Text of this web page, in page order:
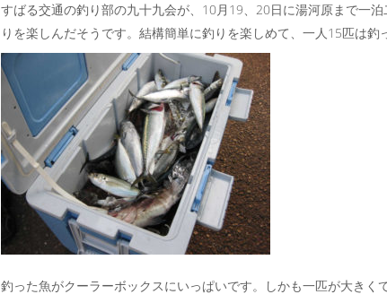
すばる交通の釣り部の九十九会が、10月19、20日に湯河原まで一
りを楽しんだそうです。結構簡単に釣りを楽しめて、一人15匹は釣
釣った魚がクーラーボックスにいっぱいです。しかも一匹が大きく